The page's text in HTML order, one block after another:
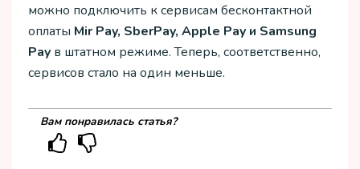
можно подключить к сервисам бесконтактной
оплаты Mir Pay, SberPay, Apple Pay и Samsung
Pay в штатном режиме. Теперь, соответственно,
сервисов стало на один меньше.
Вам понравилась статья?